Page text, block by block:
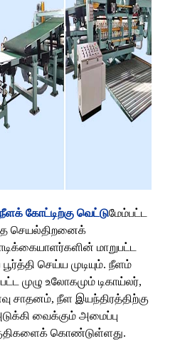
நீளக் கோட்டிற்கு வெட்டுமேம்பட்ட
செயல்திறனைக்
மாறுபட்ட
செய்ய முடியும். நீளம்
முழு உலோகமும் டிகாய்லர்,
சாதனம், நீள இயந்திரத்திற்கு
வைக்கும் அமைப்பு
கொண்டுள்ளது.